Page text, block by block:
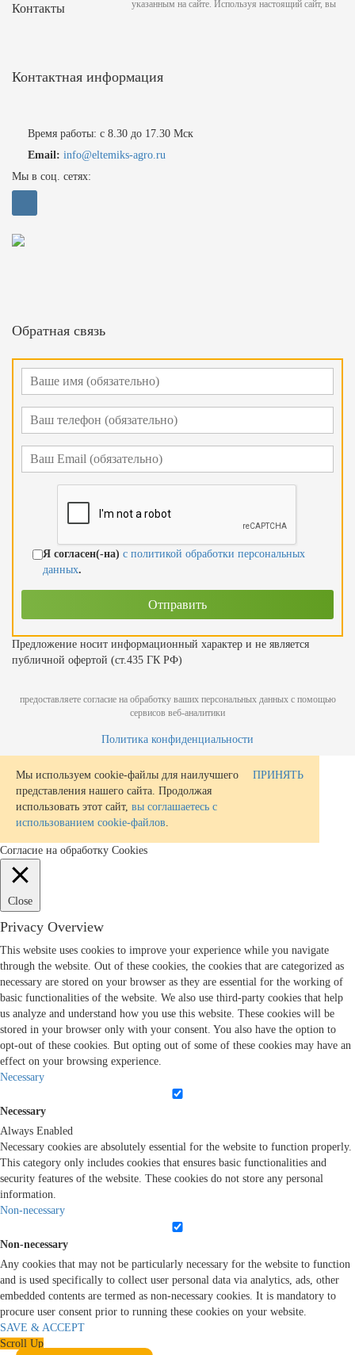
Контакты
Контактная информация
Время работы: с 8.30 до 17.30 Мск
Email: info@eltemiks-agro.ru
Мы в соц. сетях:
Обратная связь
Я согласен(-на) с политикой обработки персональных
данных.
Предложение носит информационный характер и не является
публичной офертой (ст.435 ГК РФ)
указанным на сайте. Используя настоящий сайт, вы
предоставляете согласие на обработку ваших персональных данных с помощью
сервисов веб-аналитики
Политика конфиденциальности
Мы используем cookie-файлы для наилучшего
представления нашего сайта. Продолжая
использовать этот сайт, вы соглашаетесь с
использованием cookie-файлов.
ПРИНЯТЬ
Согласие на обработку Cookies
Close
Privacy Overview
This website uses cookies to improve your experience while you navigate
through the website. Out of these cookies, the cookies that are categorized as
necessary are stored on your browser as they are essential for the working of
basic functionalities of the website. We also use third-party cookies that help
us analyze and understand how you use this website. These cookies will be
stored in your browser only with your consent. You also have the option to
opt-out of these cookies. But opting out of some of these cookies may have an
effect on your browsing experience.
Necessary
Necessary
Always Enabled
Necessary cookies are absolutely essential for the website to function properly.
This category only includes cookies that ensures basic functionalities and
security features of the website. These cookies do not store any personal
information.
Non-necessary
Non-necessary
Any cookies that may not be particularly necessary for the website to function
and is used specifically to collect user personal data via analytics, ads, other
embedded contents are termed as non-necessary cookies. It is mandatory to
procure user consent prior to running these cookies on your website.
SAVE & ACCEPT
Scroll Up